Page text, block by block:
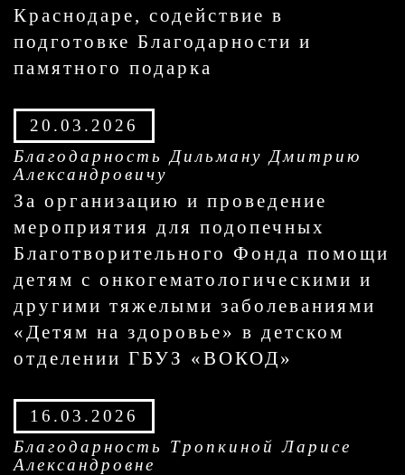
Краснодаре, содействие в
подготовке Благодарности и
памятного подарка
20.03.2026
Благодарность Дильману Дмитрию
Александровичу
За организацию и проведение
мероприятия для подопечных
Благотворительного Фонда помощи
детям с онкогематологическими и
другими тяжелыми заболеваниями
«Детям на здоровье» в детском
отделении ГБУЗ «ВОКОД»
16.03.2026
Благодарность Тропкиной Ларисе
Александровне